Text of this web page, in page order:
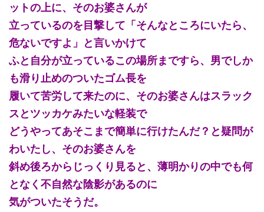
ットの上に、そのお婆さんが
立っているのを目撃して「そんなところにいたら、
危ないですよ」と言いかけて
ふと自分が立っているこの場所まですら、男でしか
も滑り止めのついたゴム長を
履いて苦労して来たのに、そのお婆さんはスラック
スとツッカケみたいな軽装で
どうやってあそこまで簡単に行けたんだ？と疑問が
わいたし、そのお婆さんを
斜め後ろからじっくり見ると、薄明かりの中でも何
となく不自然な陰影があるのに
気がついたそうだ。